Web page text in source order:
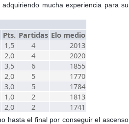
mucha experiencia para su
Pts. Partidas Elo medio
1,5 4
2013
2,0 4
2020
3,5 6
1855
2,0 5
1770
3,0 5
1784
1,0 2
1813
2,0 2 1741
hasta el final por conseguir el ascenso